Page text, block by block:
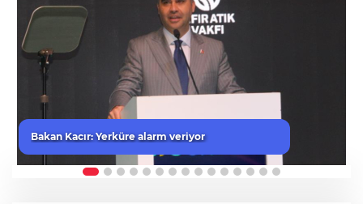
Bakan Kacır: Yerküre alarm veriyor